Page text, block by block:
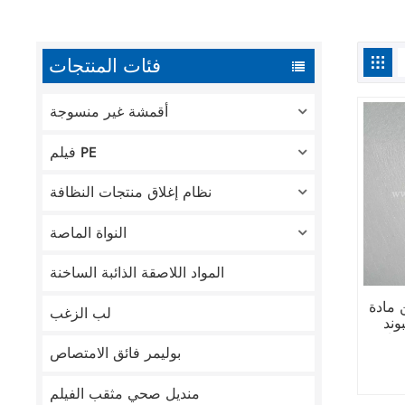
فئات المنتجات
أقمشة غير منسوجة
فيلم PE
نظام إغلاق منتجات النظافة
النواة الماصة
المواد اللاصقة الذائبة الساخنة
لب الزغب
بوليمر فائق الامتصاص
منديل صحي مثقب الفيلم
100٪ من مادة